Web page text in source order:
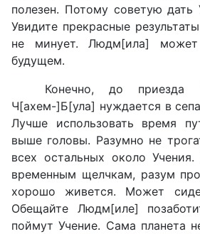
полезен. Потому советую
Увидите прекрасные
не минует. Людм[ила]
будущем.
Конечно, до приезда
Ч[ахем-]Б[ула] нуждается в
Лучше использовать время
выше головы. Разумно не
всех остальных около Учения.
временным щелчкам, разум
хорошо живется. Может
Обещайте Людм[иле]
поймут Учение. Сама планета